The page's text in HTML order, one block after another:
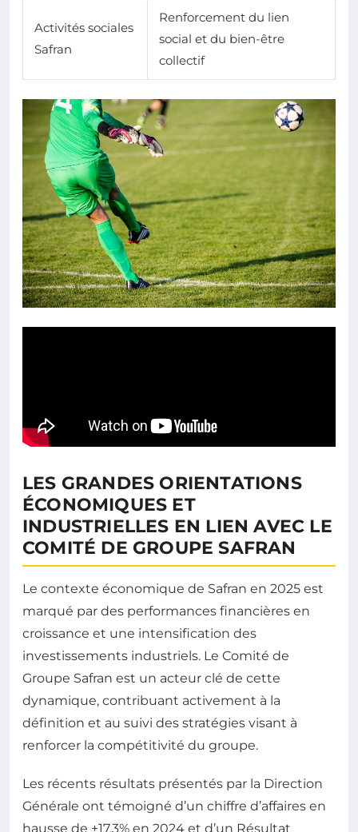
Activités sociales
Safran
Renforcement du lien
social et du bien-être
collectif
LES GRANDES ORIENTATIONS
ÉCONOMIQUES ET
INDUSTRIELLES EN LIEN AVEC LE
COMITÉ DE GROUPE SAFRAN
Le contexte économique de Safran en 2025 est
marqué par des performances financières en
croissance et une intensification des
investissements industriels. Le Comité de
Groupe Safran est un acteur clé de cette
dynamique, contribuant activement à la
définition et au suivi des stratégies visant à
renforcer la compétitivité du groupe.
Les récents résultats présentés par la Direction
Générale ont témoigné d’un chiffre d’affaires en
hausse de +17,3% en 2024 et d’un Résultat